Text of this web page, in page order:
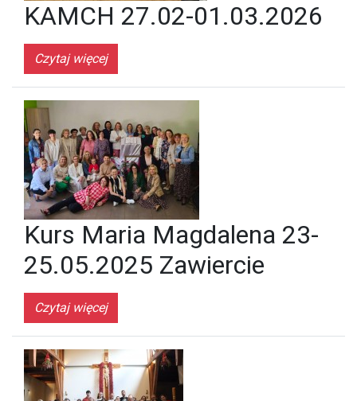
KAMCH 27.02-01.03.2026
Czytaj więcej
Kurs Maria Magdalena 23-
25.05.2025 Zawiercie
Czytaj więcej